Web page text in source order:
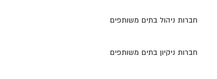
חברות ניהול בתים משותפים
חברות ניקיון בתים משותפים